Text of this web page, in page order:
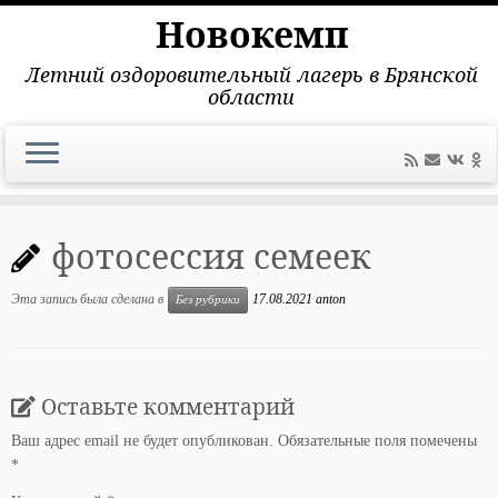
содержимому
Новокемп
Летний оздоровительный лагерь в Брянской
области
фотосессия семеек
Эта запись была сделана в Без рубрики 17.08.2021 anton
Оставьте комментарий
Ваш адрес email не будет опубликован. Обязательные поля помечены
*